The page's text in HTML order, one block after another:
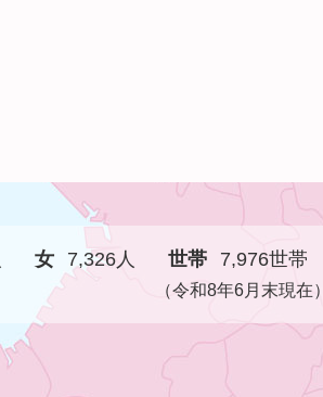
女 7,326人 世帯 7,976世帯
（令和8年6月末現在）